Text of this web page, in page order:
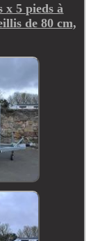
x 5 pieds à
de 80 cm,